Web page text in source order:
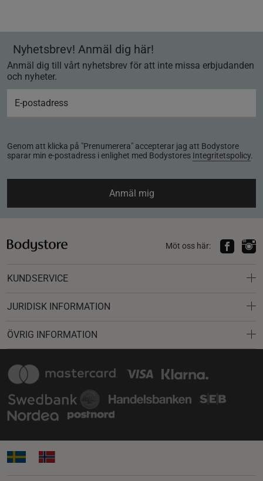
Nyhetsbrev! Anmäl dig här!
Anmäl dig till vårt nyhetsbrev för att inte missa erbjudanden
och nyheter.
Genom att klicka på "Prenumerera" accepterar jag att Bodystore
sparar min e-postadress i enlighet med Bodystores Integritetspolicy.
Anmäl mig
Möt oss här:
KUNDSERVICE
JURIDISK INFORMATION
ÖVRIG INFORMATION